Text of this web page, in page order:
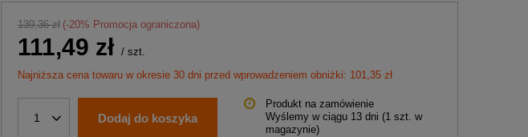
139,36 zł (-20% Promocja ograniczona)
111,49 zł / szt.
Najniższa cena towaru w okresie 30 dni przed wprowadzeniem obniżki: 101,35 zł
1 Dodaj do koszyka
Produkt na zamówienie
Wyślemy w ciągu 13 dni (1 szt. w
magazynie)